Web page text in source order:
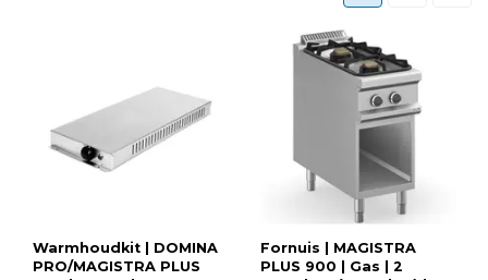
Warmhoudkit | DOMINA
PRO/MAGISTRA PLUS
Fornuis | MAGISTRA
PLUS 900 | Gas | 2